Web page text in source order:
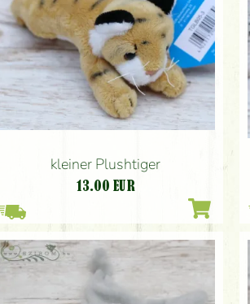
kleiner Plushtiger
13.00 EUR